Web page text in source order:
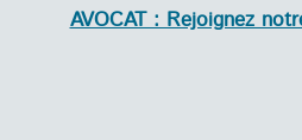
AVOCAT : Rejoignez